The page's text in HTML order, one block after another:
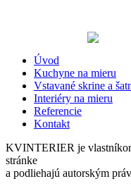
Úvod
Kuchyne na mieru
Vstavané skrine a
Interiéry na mieru
Referencie
Kontakt
KVINTERIER je
stránke
a podliehajú autorským